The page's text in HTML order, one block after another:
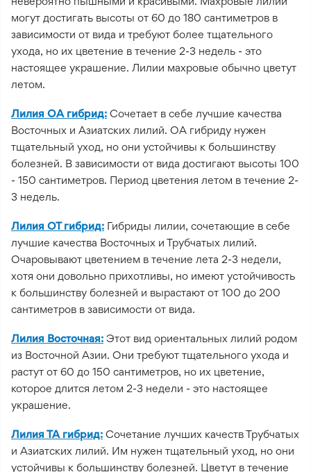
могут достигать высоты от 60 до 180 сантиметров в
зависимости от вида и требуют более тщательного
ухода, но их цветение в течение 2-3 недель - это
настоящее украшение. Лилии махровые обычно цветут
летом.
Лилия ОА гибрид: Сочетает в себе лучшие качества
Восточных и Азиатских лилий. ОА гибриду нужен
тщательный уход, но они устойчивы к большинству
болезней. В зависимости от вида достигают высоты 100
- 150 сантиметров. Период цветения летом в течение 2-
3 недель.
Лилия ОТ гибрид: Гибриды лилии, сочетающие в себе
лучшие качества Восточных и Трубчатых лилий.
Очаровывают цветением в течение лета 2-3 недели,
хотя они довольно прихотливы, но имеют устойчивость
к большинству болезней и вырастают от 100 до 200
сантиметров в зависимости от вида.
Лилия Восточная: Этот вид ориентальных лилий родом
из Восточной Азии. Они требуют тщательного ухода и
растут от 60 до 150 сантиметров, но их цветение,
которое длится летом 2-3 недели - это настоящее
украшение.
Лилия ТА гибрид: Сочетание лучших качеств Трубчатых
и Азиатских лилий. Им нужен тщательный уход, но они
устойчивы к большинству болезней. Цветут в течение